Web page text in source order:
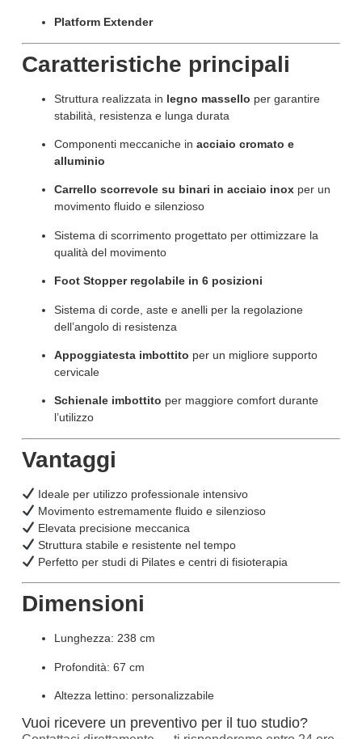
Platform Extender
Caratteristiche principali
Struttura realizzata in legno massello per garantire
stabilità, resistenza e lunga durata
Componenti meccaniche in acciaio cromato e
alluminio
Carrello scorrevole su binari in acciaio inoxper un
movimento fluido e silenzioso
Sistema di scorrimento progettato per ottimizzare la
qualità del movimento
Foot Stopper regolabile in 6 posizioni
Sistema di corde, aste e anelli per la regolazione
dell’angolo di resistenza
Appoggiatesta imbottito per un migliore supporto
cervicale
Schienale imbottito per maggiore comfort durante
l’utilizzo
Vantaggi
Ideale per utilizzo professionale intensivo
Movimento estremamente fluido e silenzioso
Elevata precisione meccanica
Struttura stabile e resistente nel tempo
Perfetto per studi di Pilates e centri di fisioterapia
Dimensioni
Lunghezza: 238 cm
Profondità: 67 cm
Altezza lettino: personalizzabile
Vuoi ricevere un preventivo per il tuo studio?